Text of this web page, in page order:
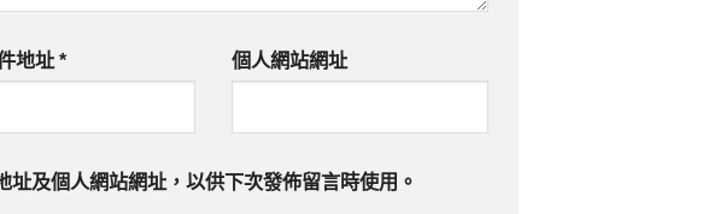
地址 * 個人網站網址
址及個人網站網址，以供下次發佈留言時使用。